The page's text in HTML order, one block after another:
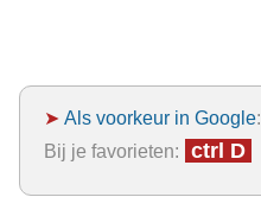
➤ Als voorkeur in Google:
Bij je favorieten: ctrl D